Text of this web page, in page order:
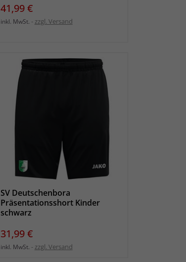
Preis
41,99 €
inkl. MwSt. zzgl. Versand
SV Deutschenbora
Präsentationsshort Kinder
schwarz
Preis
31,99 €
inkl. MwSt. zzgl. Versand